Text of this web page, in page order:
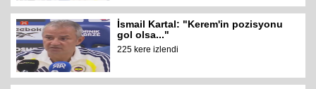
İsmail Kartal: "Kerem'in pozisyonu
gol olsa..."
225 kere izlendi